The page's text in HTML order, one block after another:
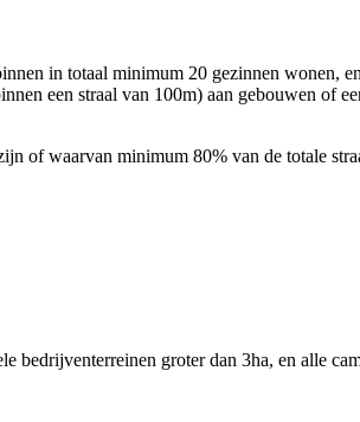
in totaal minimum 20 gezinnen wonen,
een straal van 100m) aan gebouwen of
of waarvan minimum 80% van de totale
bedrijventerreinen groter dan 3ha, en alle